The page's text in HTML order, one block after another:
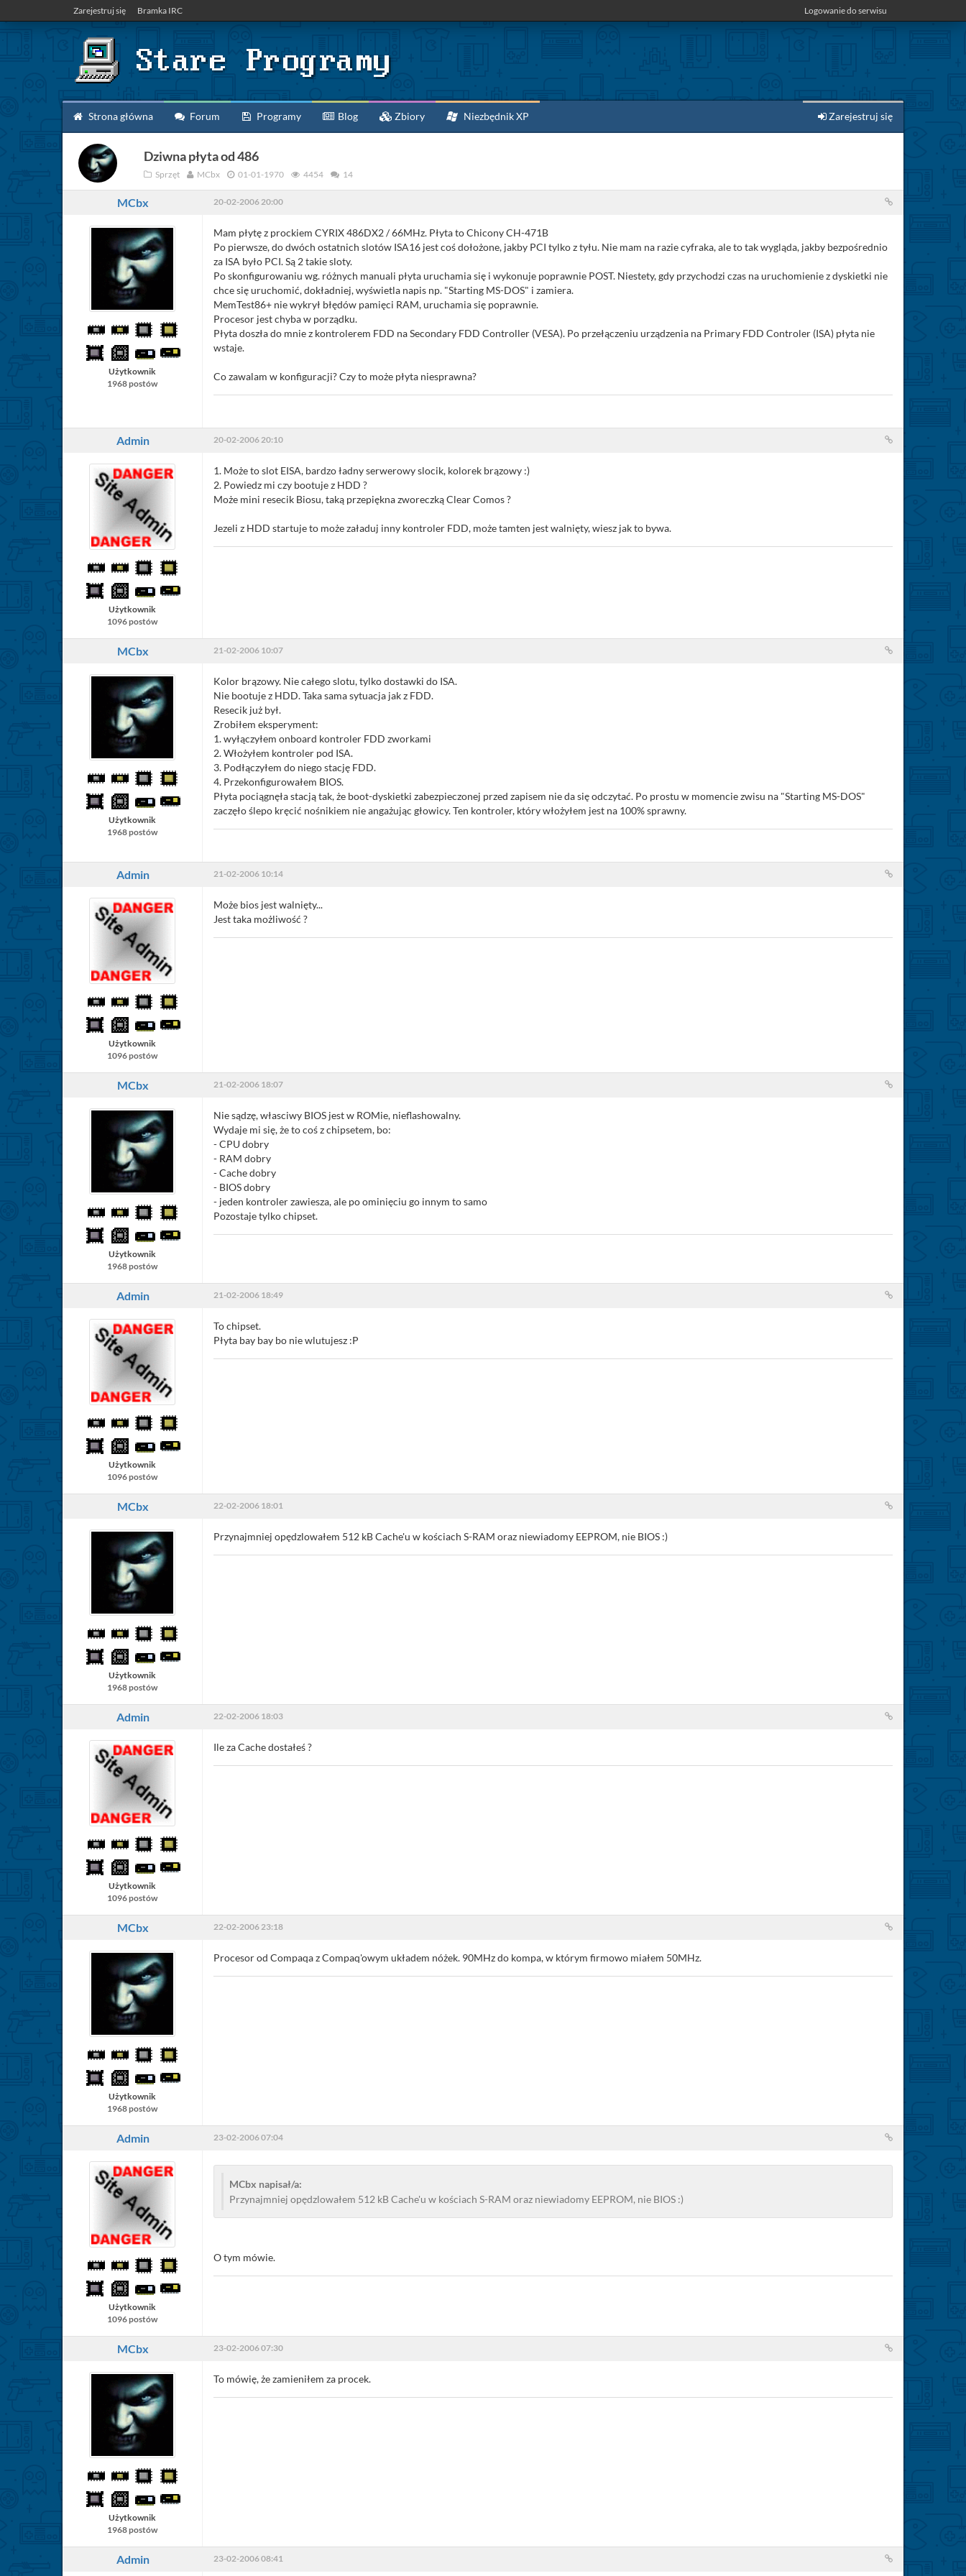
Zarejestruj się Bramka IRC Logowanie do serwisu
Strona główna Forum Programy Blog Zbiory Niezbędnik XP Zarejestruj się
Dziwna płyta od 486
Sprzęt MCbx 01-01-1970 4454 14
MCbx 20-02-2006 20:00
Użytkownik
1968 postów
Mam płytę z prockiem CYRIX 486DX2 / 66MHz. Płyta to Chicony CH-471B
Po pierwsze, do dwóch ostatnich slotów ISA16 jest coś dołożone, jakby PCI tylko z tyłu. Nie mam na razie cyfraka, ale to tak wygląda, jakby bezpośrednio
za ISA było PCI. Są 2 takie sloty.
Po skonfigurowaniu wg. różnych manuali płyta uruchamia się i wykonuje poprawnie POST. Niestety, gdy przychodzi czas na uruchomienie z dyskietki nie
chce się uruchomić, dokładniej, wyświetla napis np. "Starting MS-DOS" i zamiera.
MemTest86+ nie wykrył błędów pamięci RAM, uruchamia się poprawnie.
Procesor jest chyba w porządku.
Płyta doszła do mnie z kontrolerem FDD na Secondary FDD Controller (VESA). Po przełączeniu urządzenia na Primary FDD Controler (ISA) płyta nie
wstaje.
Co zawalam w konfiguracji? Czy to może płyta niesprawna?
Admin 20-02-2006 20:10
Użytkownik
1096 postów
1. Może to slot EISA, bardzo ładny serwerowy slocik, kolorek brązowy :)
2. Powiedz mi czy bootuje z HDD ?
Może mini resecik Biosu, taką przepiękna zworeczką Clear Comos ?
Jezeli z HDD startuje to może załaduj inny kontroler FDD, może tamten jest walnięty, wiesz jak to bywa.
MCbx 21-02-2006 10:07
Użytkownik
1968 postów
Kolor brązowy. Nie całego slotu, tylko dostawki do ISA.
Nie bootuje z HDD. Taka sama sytuacja jak z FDD.
Resecik już był.
Zrobiłem eksperyment:
1. wyłączyłem onboard kontroler FDD zworkami
2. Włożyłem kontroler pod ISA.
3. Podłączyłem do niego stację FDD.
4. Przekonfigurowałem BIOS.
Płyta pociągnęła stacją tak, że boot-dyskietki zabezpieczonej przed zapisem nie da się odczytać. Po prostu w momencie zwisu na "Starting MS-DOS"
zaczęło ślepo kręcić nośnikiem nie angażując głowicy. Ten kontroler, który włożyłem jest na 100% sprawny.
Admin 21-02-2006 10:14
Użytkownik
1096 postów
Może bios jest walnięty...
Jest taka możliwość ?
MCbx 21-02-2006 18:07
Użytkownik
1968 postów
Nie sądzę, własciwy BIOS jest w ROMie, nieflashowalny.
Wydaje mi się, że to coś z chipsetem, bo:
- CPU dobry
- RAM dobry
- Cache dobry
- BIOS dobry
- jeden kontroler zawiesza, ale po ominięciu go innym to samo
Pozostaje tylko chipset.
Admin 21-02-2006 18:49
Użytkownik
1096 postów
To chipset.
Płyta bay bay bo nie wlutujesz :P
MCbx 22-02-2006 18:01
Użytkownik
1968 postów
Przynajmniej opędzlowałem 512 kB Cache'u w kościach S-RAM oraz niewiadomy EEPROM, nie BIOS :)
Admin 22-02-2006 18:03
Użytkownik
1096 postów
Ile za Cache dostałeś ?
MCbx 22-02-2006 23:18
Użytkownik
1968 postów
Procesor od Compaqa z Compaq'owym układem nóżek. 90MHz do kompa, w którym firmowo miałem 50MHz.
Admin 23-02-2006 07:04
Użytkownik
1096 postów
MCbx napisał/a:
Przynajmniej opędzlowałem 512 kB Cache'u w kościach S-RAM oraz niewiadomy EEPROM, nie BIOS :)
O tym mówie.
MCbx 23-02-2006 07:30
Użytkownik
1968 postów
To mówię, że zamieniłem za procek.
Admin 23-02-2006 08:41